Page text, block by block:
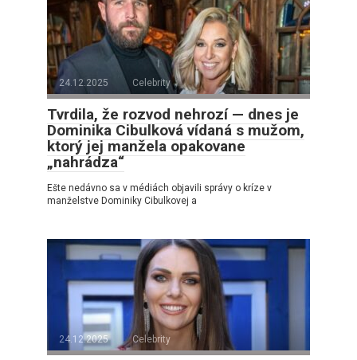
24.12.2025 Celebrity
Tvrdila, že rozvod nehrozí — dnes je
Dominika Cibulková vídaná s mužom,
ktorý jej manžela opakovane
„nahrádza“
Ešte nedávno sa v médiách objavili správy o kríze v
manželstve Dominiky Cibulkovej a
24.12.2025 Celebrity